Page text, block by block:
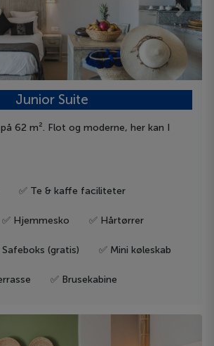
Next
Junior Suite
62 m². Flot og moderne, her kan I
✅ Te & kaffe faciliteter
✅ Hjemmesko ✅ Hårtørrer
Safeboks (gratis) ✅ Mini køleskab
✅ Brusekabine